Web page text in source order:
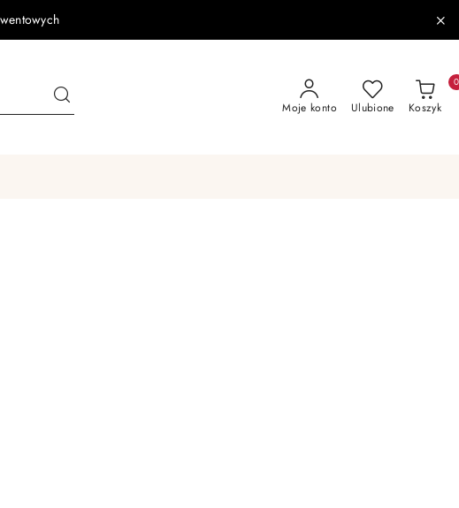
Moje konto Ulubione Koszyk
0